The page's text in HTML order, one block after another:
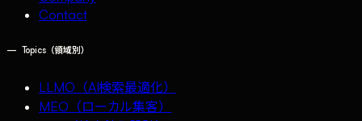
Contact
— Topics（領域別）
LLMO（AI検索最適化）
MEO（ローカル集客）